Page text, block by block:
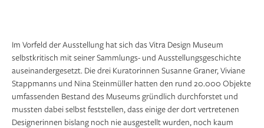
Im Vorfeld der Ausstellung hat sich das Vitra Design Museum
selbstkritisch mit seiner Sammlungs- und Ausstellungsgeschichte
auseinandergesetzt. Die drei Kuratorinnen Susanne Graner, Viviane
Stappmanns und Nina Steinmüller hatten den rund 20.000 Objekte
umfassenden Bestand des Museums gründlich durchforstet und
mussten dabei selbst feststellen, dass einige der dort vertretenen
Designerinnen bislang noch nie ausgestellt wurden, noch kaum